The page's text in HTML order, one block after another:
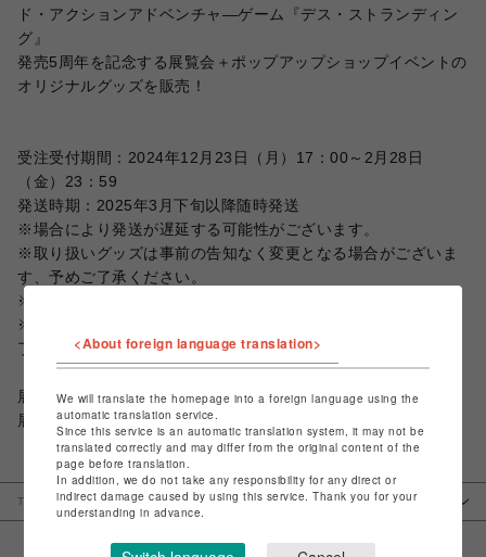
ド・アクションアドベンチャ―ゲーム『デス・ストランディン
グ』
発売5周年を記念する展覧会＋ポップアップショップイベントの
オリジナルグッズを販売！
受注受付期間：2024年12月23日（月）17：00～2月28日
（金）23：59
発送時期：2025年3月下旬以降随時発送
※場合により発送が遅延する可能性がございます。
※取り扱いグッズは事前の告知なく変更となる場合がございま
す、予めご了承ください。
※画像はイメージです。
※受注販売予定数量に達した場合、期間内であっても受付を終
了いたします。
展覧会（名古屋会場）詳細はこちら から
展覧会（大阪会場）詳細はこちら
TOP pop-up-shop PARCO GAMES
DEATH STRANDING 5th
Anniversary Exhibition & Popup
<About foreign language translation>
We will translate the homepage into a foreign language using the
automatic translation service.
Since this service is an automatic translation system, it may not be
translated correctly and may differ from the original content of the
page before translation.
In addition, we do not take any responsibility for any direct or
indirect damage caused by using this service. Thank you for your
understanding in advance.